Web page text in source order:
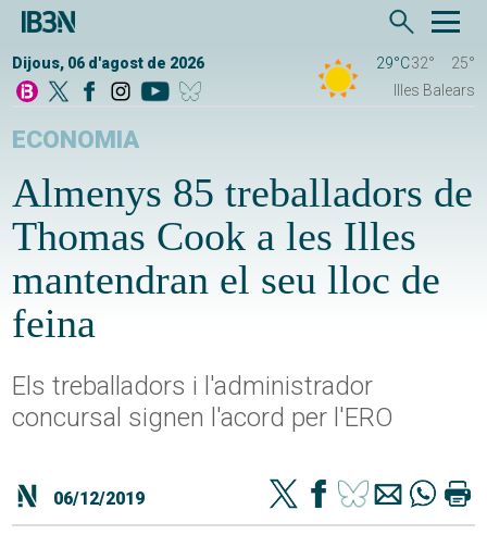
Dijous, 06 d'agost de 2026 29°C32°
25°
Illes Balears
ECONOMIA
Almenys 85 treballadors de
Thomas Cook a les Illes
mantendran el seu lloc de
feina
Els treballadors i l'administrador
concursal signen l'acord per l'ERO
06/12/2019